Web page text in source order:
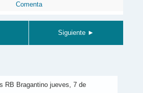
Comenta
Siguiente ►
RB Bragantino jueves, 7 de